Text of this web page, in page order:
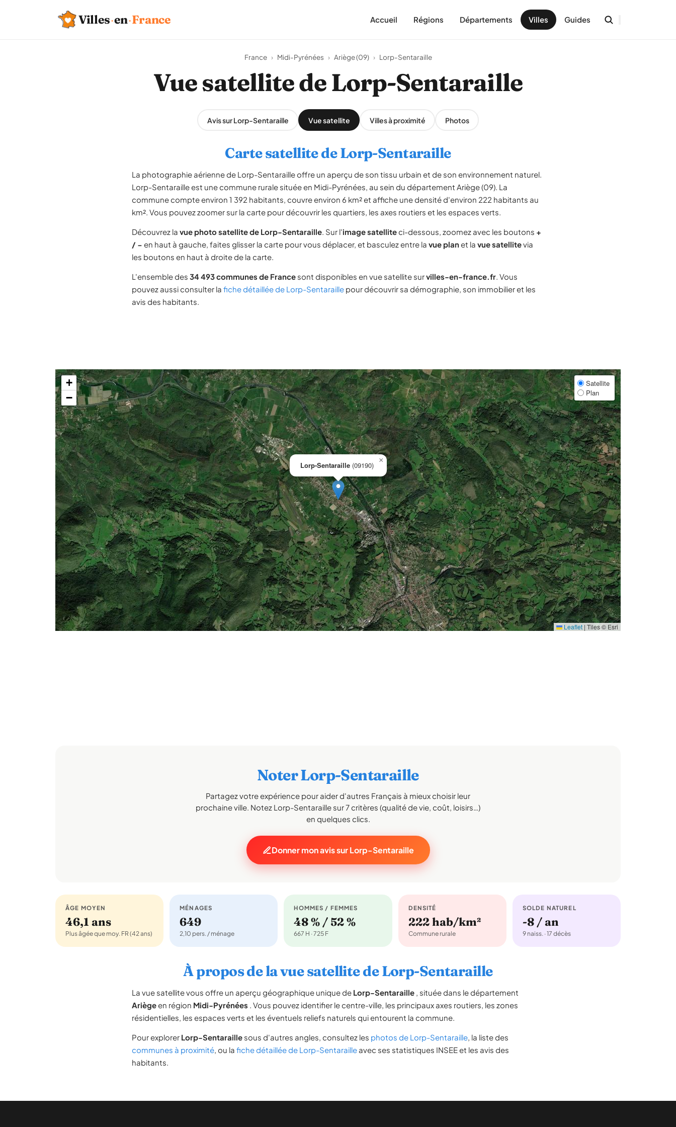
Villes·en·France Accueil Régions Départements Villes Guides
France › Midi-Pyrénées › Ariège (09) › Lorp-Sentaraille
Vue satellite de Lorp-Sentaraille
Avis sur Lorp-Sentaraille Vue satellite Villes à proximité Photos
Carte satellite de Lorp-Sentaraille
La photographie aérienne de Lorp-Sentaraille offre un aperçu de son tissu urbain et de son environnement naturel.
Lorp-Sentaraille est une commune rurale située en Midi-Pyrénées, au sein du département Ariège (09). La
commune compte environ 1 392 habitants, couvre environ 6 km² et affiche une densité d'environ 222 habitants au
km². Vous pouvez zoomer sur la carte pour découvrir les quartiers, les axes routiers et les espaces verts.
Découvrez la vue photo satellite de Lorp-Sentaraille. Sur l'image satelliteci-dessous, zoomez avec les boutons +
/ − en haut à gauche, faites glisser la carte pour vous déplacer, et basculez entre la vue planet la vue satellitevia
les boutons en haut à droite de la carte.
L'ensemble des 34 493 communes de France sont disponibles en vue satellite survilles-en-france.fr. Vous
pouvez aussi consulter la fiche détaillée de Lorp-Sentaraille pour découvrir sa démographie, son immobilier et les
avis des habitants.
Lorp-Sentaraille (09190)
×
+
−
Satellite
Plan
Leaflet | Tiles © Esri
Noter Lorp-Sentaraille
Partagez votre expérience pour aider d'autres Français à mieux choisir leur
prochaine ville. Notez Lorp-Sentaraille sur 7 critères (qualité de vie, coût, loisirs…)
en quelques clics.
Donner mon avis sur Lorp-Sentaraille
ÂGE MOYEN
46,1 ans
Plus âgée que moy. FR (42 ans)
MÉNAGES
649
2,10 pers. / ménage
HOMMES / FEMMES
48 % / 52 %
667 H · 725 F
DENSITÉ
222 hab/km²
Commune rurale
SOLDE NATUREL
-8 / an
9 naiss. · 17 décès
À propos de la vue satellite de Lorp-Sentaraille
La vue satellite vous offre un aperçu géographique unique de Lorp-Sentaraille , située dans le département
Ariègeen région Midi-Pyrénées . Vous pouvez identifier le centre-ville, les principaux axes routiers, les zones
résidentielles, les espaces verts et les éventuels reliefs naturels qui entourent la commune.
Pour explorer Lorp-Sentaraille sous d'autres angles, consultez les photos de Lorp-Sentaraille, la liste des
communes à proximité, ou la fiche détaillée de Lorp-Sentaraille avec ses statistiques INSEE et les avis des
habitants.